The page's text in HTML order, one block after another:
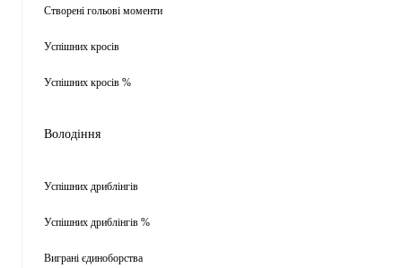
Створені гольові моменти
Успішних кросів
Успішних кросів %
Володіння
Успішних дриблінгів
Успішних дриблінгів %
Виграні єдиноборства